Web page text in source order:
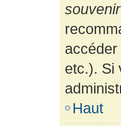
etc.). Si
Haut